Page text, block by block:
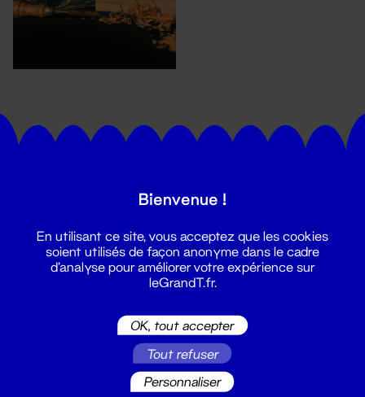
Grand T :
Bienvenue !
En utilisant ce site, vous acceptez que les cookies
soient utilisés de façon anonyme dans le cadre
d'analyse pour améliorer votre expérience sur
leGrandT.fr.
OK, tout accepter
Tout refuser
Personnaliser